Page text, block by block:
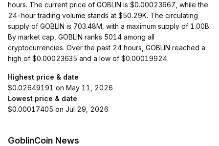
hours. The current price of GOBLIN is $0.00023667, while the
24-hour trading volume stands at $50.29K. The circulating
supply of GOBLIN is 703.48M, with a maximum supply of 1.00B.
By market cap, GOBLIN ranks 5014 among all
cryptocurrencies. Over the past 24 hours, GOBLIN reached a
high of $0.00023635 and a low of $0.00019924.
Highest price & date
$0.02649191 on May 11, 2026
Lowest price & date
$0.00017405 on Jul 29, 2026
GoblinCoin News